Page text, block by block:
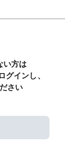
い方は
グインし、
さい